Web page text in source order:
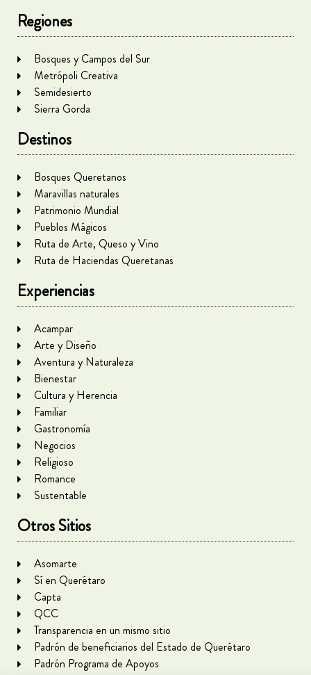
Regiones
Bosques y Campos del Sur
Metrópoli Creativa
Semidesierto
Sierra Gorda
Destinos
Bosques Queretanos
Maravillas naturales
Patrimonio Mundial
Pueblos Mágicos
Ruta de Arte, Queso y Vino
Ruta de Haciendas Queretanas
Experiencias
Acampar
Arte y Diseño
Aventura y Naturaleza
Bienestar
Cultura y Herencia
Familiar
Gastronomía
Negocios
Religioso
Romance
Sustentable
Otros Sitios
Asomarte
Sí en Querétaro
Capta
QCC
Transparencia en un mismo sitio
Padrón de beneficiarios del Estado de Querétaro
Padrón Programa de Apoyos